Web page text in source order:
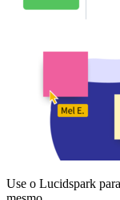
Use o Lucidspark